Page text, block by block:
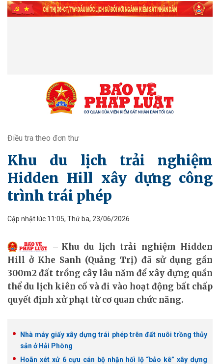
Điều tra theo đơn thư
Khu du lịch trải nghiệm
Hidden Hill xây dựng công
trình trái phép
Cập nhật lúc 11:05, Thứ ba, 23/06/2026
Khu du lịch trải nghiệm Hidden
Hill ở Khe Sanh (Quảng Trị) đã sử dụng gần
300m2 đất trồng cây lâu năm để xây dựng quần
thể du lịch kiên cố và đi vào hoạt động bất chấp
quyết định xử phạt từ cơ quan chức năng.
Nhà máy giấy xây dựng trái phép trên đất nuôi trồng thủy
sản ở Hải Phòng
Hoãn xét xử 6 cựu cán bộ nhận hối lộ “bảo kê” xây dựng